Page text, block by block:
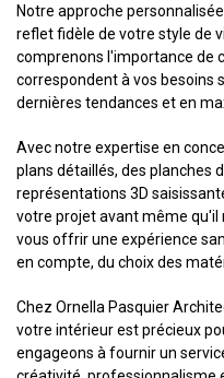
Notre approche
reflet fidèle de votre style de
comprenons l'importance de
correspondent à vos besoins
dernières tendances et en
Avec notre expertise en
plans détaillés, des planches
représentations 3D
votre projet avant même qu'il
vous offrir une expérience
en compte, du choix des
Chez Ornella Pasquier
votre intérieur est précieux
engageons à fournir un